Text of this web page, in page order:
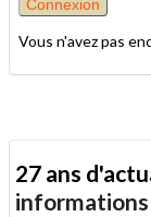
Vous n'avez pas
27 ans
informations